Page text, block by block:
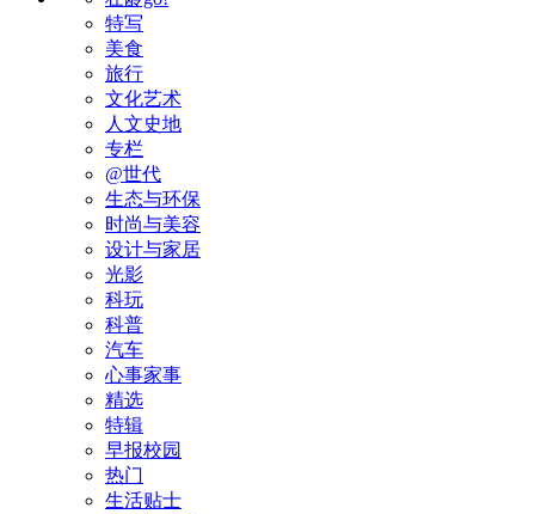
特写
美食
旅行
文化艺术
人文史地
专栏
@世代
生态与环保
时尚与美容
设计与家居
光影
科玩
科普
汽车
心事家事
精选
特辑
早报校园
热门
生活贴士